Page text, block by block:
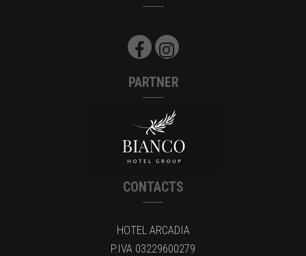
PARTNER
CONTACTS
HOTEL ARCADIA
P.IVA 03229600279